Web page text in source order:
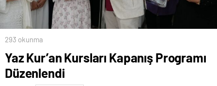
293 okunma
Yaz Kur’an Kursları Kapanış Programı
Düzenlendi